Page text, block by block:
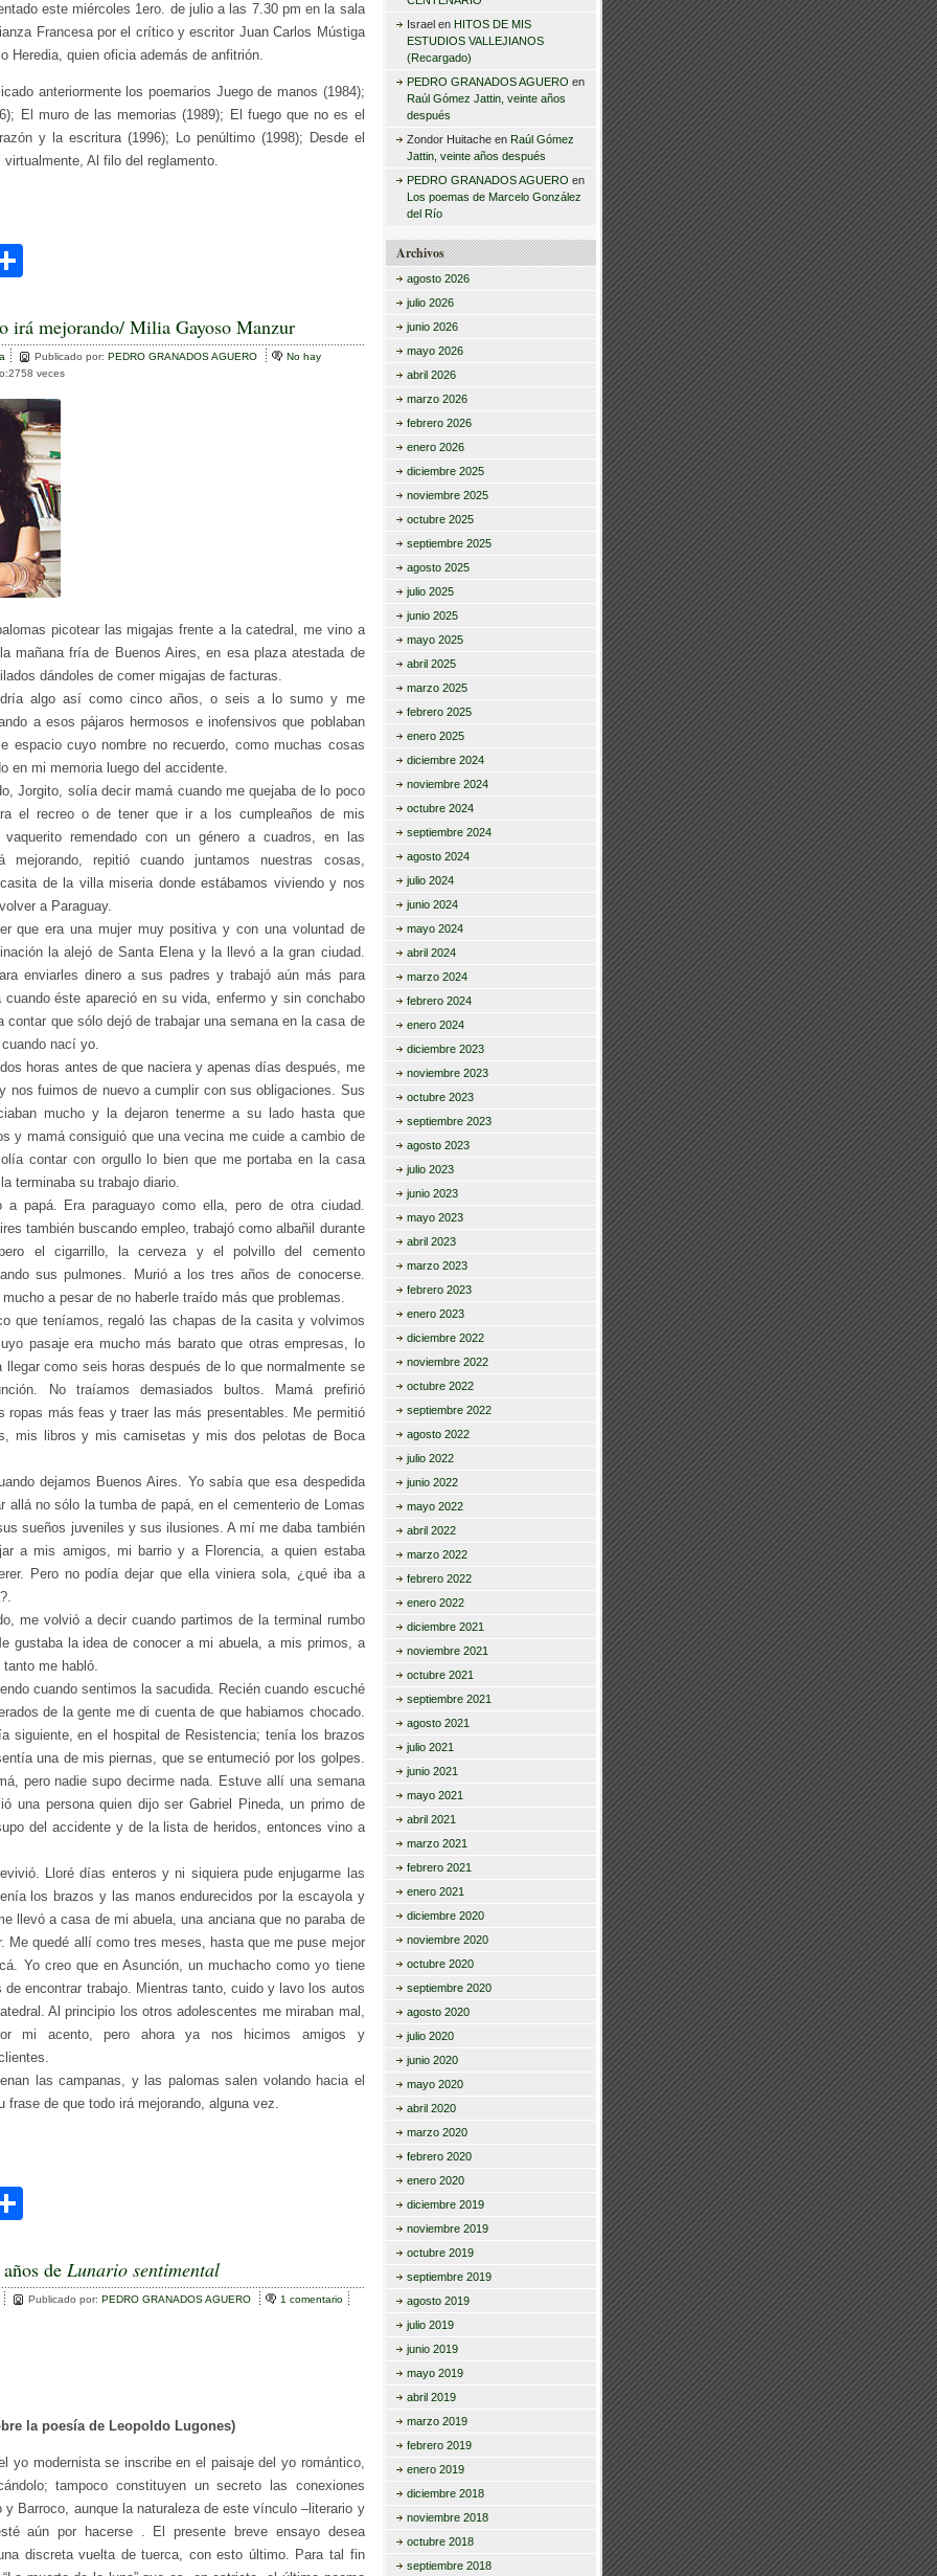
este miércoles 1ero. de julio a las 7.30 pm en la sala
Francesa por el crítico y escritor Juan Carlos Mústiga
Heredia, quien oficia además de anfitrión.
anteriormente los poemarios Juego de manos (1984);
El muro de las memorias (1989); El fuego que no es el
y la escritura (1996); Lo penúltimo (1998); Desde el
virtualmente, Al filo del reglamento.
m
p
ar
tir
irá mejorando/ Milia Gayoso Manzur
Publicado por: PEDRO GRANADOS AGUERO
No hay
veces
picotear las migajas frente a la catedral, me vino a
mañana fría de Buenos Aires, en esa plaza atestada de
dándoles de comer migajas de facturas.
algo así como cinco años, o seis a lo sumo y me
a esos pájaros hermosos e inofensivos que poblaban
espacio cuyo nombre no recuerdo, como muchas cosas
en mi memoria luego del accidente.
Jorgito, solía decir mamá cuando me quejaba de lo poco
el recreo o de tener que ir a los cumpleaños de mis
remendado con un género a cuadros, en las
mejorando, repitió cuando juntamos nuestras cosas,
de la villa miseria donde estábamos viviendo y nos
a Paraguay.
que era una mujer muy positiva y con una voluntad de
la alejó de Santa Elena y la llevó a la gran ciudad.
enviarles dinero a sus padres y trabajó aún más para
cuando éste apareció en su vida, enfermo y sin conchabo
contar que sólo dejó de trabajar una semana en la casa de
nací yo.
horas antes de que naciera y apenas días después, me
nos fuimos de nuevo a cumplir con sus obligaciones. Sus
mucho y la dejaron tenerme a su lado hasta que
y mamá consiguió que una vecina me cuide a cambio de
contar con orgullo lo bien que me portaba en la casa
terminaba su trabajo diario.
a papá. Era paraguayo como ella, pero de otra ciudad.
también buscando empleo, trabajó como albañil durante
el cigarrillo, la cerveza y el polvillo del cemento
sus pulmones. Murió a los tres años de conocerse.
a pesar de no haberle traído más que problemas.
que teníamos, regaló las chapas de la casita y volvimos
pasaje era mucho más barato que otras empresas, lo
llegar como seis horas después de lo que normalmente se
No traíamos demasiados bultos. Mamá prefirió
ropas más feas y traer las más presentables. Me permitió
mis libros y mis camisetas y mis dos pelotas de Boca
dejamos Buenos Aires. Yo sabía que esa despedida
allá no sólo la tumba de papá, en el cementerio de Lomas
sueños juveniles y sus ilusiones. A mí me daba también
a mis amigos, mi barrio y a Florencia, a quien estaba
Pero no podía dejar que ella viniera sola, ¿qué iba a
me volvió a decir cuando partimos de la terminal rumbo
gustaba la idea de conocer a mi abuela, a mis primos, a
me habló.
cuando sentimos la sacudida. Recién cuando escuché
de la gente me di cuenta de que habiamos chocado.
siguiente, en el hospital de Resistencia; tenía los brazos
una de mis piernas, que se entumeció por los golpes.
pero nadie supo decirme nada. Estuve allí una semana
una persona quien dijo ser Gabriel Pineda, un primo de
del accidente y de la lista de heridos, entonces vino a
Lloré días enteros y ni siquiera pude enjugarme las
los brazos y las manos endurecidos por la escayola y
llevó a casa de mi abuela, una anciana que no paraba de
Me quedé allí como tres meses, hasta que me puse mejor
Yo creo que en Asunción, un muchacho como yo tiene
de encontrar trabajo. Mientras tanto, cuido y lavo los autos
Al principio los otros adolescentes me miraban mal,
mi acento, pero ahora ya nos hicimos amigos y
las campanas, y las palomas salen volando hacia el
frase de que todo irá mejorando, alguna vez.
m
p
de Lunario sentimental
Publicado por: PEDRO GRANADOS AGUERO 1 comentario e
e
L
n
a
la poesía de Leopoldo Lugones)
yo modernista se inscribe en el paisaje del yo romántico,
tampoco constituyen un secreto las conexiones
y Barroco, aunque la naturaleza de este vínculo –literario y
aún por hacerse . El presente breve ensayo desea
discreta vuelta de tuerca, con esto último. Para tal fin
Israelen HITOS DE MIS
ESTUDIOS VALLEJIANOS
(Recargado)
PEDRO GRANADOS AGUERO en
Raúl Gómez Jattin, veinte años
después
Zondor Huitacheen Raúl Gómez
Jattin, veinte años después
PEDRO GRANADOS AGUERO en
Los poemas de Marcelo González
del Río
Archivos
agosto 2026
julio 2026
junio 2026
mayo 2026
abril 2026
marzo 2026
febrero 2026
enero 2026
diciembre 2025
noviembre 2025
octubre 2025
septiembre 2025
agosto 2025
julio 2025
junio 2025
mayo 2025
abril 2025
marzo 2025
febrero 2025
enero 2025
diciembre 2024
noviembre 2024
octubre 2024
septiembre 2024
agosto 2024
julio 2024
junio 2024
mayo 2024
abril 2024
marzo 2024
febrero 2024
enero 2024
diciembre 2023
noviembre 2023
octubre 2023
septiembre 2023
agosto 2023
julio 2023
junio 2023
mayo 2023
abril 2023
marzo 2023
febrero 2023
enero 2023
diciembre 2022
noviembre 2022
octubre 2022
septiembre 2022
agosto 2022
julio 2022
junio 2022
mayo 2022
abril 2022
marzo 2022
febrero 2022
enero 2022
diciembre 2021
noviembre 2021
octubre 2021
septiembre 2021
agosto 2021
julio 2021
junio 2021
mayo 2021
abril 2021
marzo 2021
febrero 2021
enero 2021
diciembre 2020
noviembre 2020
octubre 2020
septiembre 2020
agosto 2020
julio 2020
junio 2020
mayo 2020
abril 2020
marzo 2020
febrero 2020
enero 2020
diciembre 2019
noviembre 2019
octubre 2019
septiembre 2019
agosto 2019
julio 2019
junio 2019
mayo 2019
abril 2019
marzo 2019
febrero 2019
enero 2019
diciembre 2018
noviembre 2018
octubre 2018
septiembre 2018